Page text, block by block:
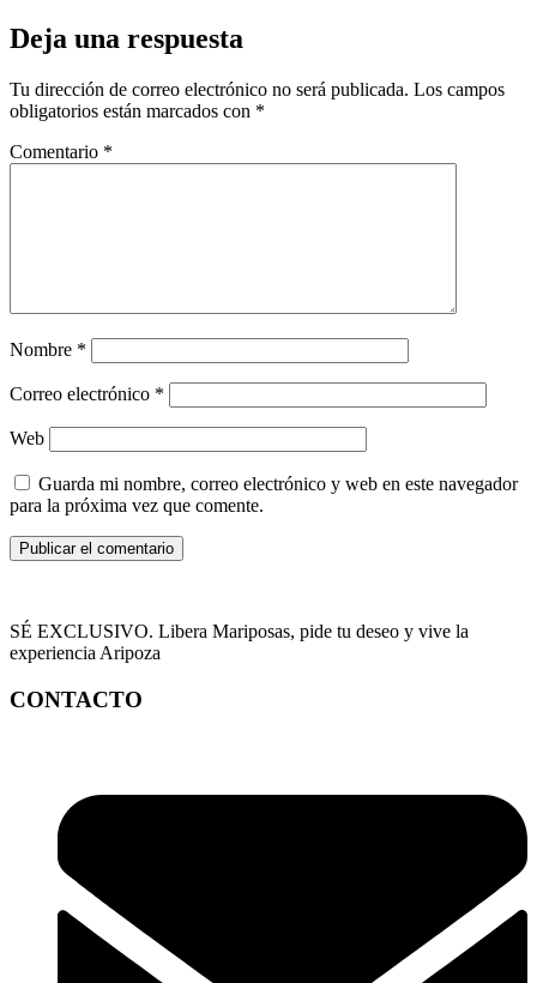
Deja una respuesta
Tu dirección de correo electrónico no será publicada. Los campos
obligatorios están marcados con *
Comentario *
Nombre *
Correo electrónico *
Web
Guarda mi nombre, correo electrónico y web en este navegador
para la próxima vez que comente.
SÉ EXCLUSIVO. Libera Mariposas, pide tu deseo y vive la
experiencia Aripoza
CONTACTO